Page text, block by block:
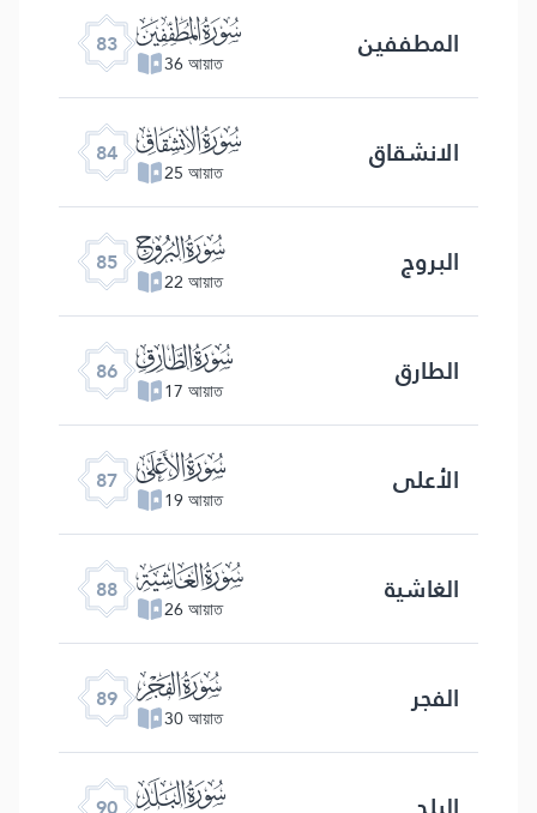
83 ﰀ
36 আয়াত المطففین
84 ﰁ
25 আয়াত الانشقاق
85 ﰂ
22 আয়াত البروج
86 ﰃ
17 আয়াত الطارق
87 ﰄ
19 আয়াত الأعلى
88 ﰅ
26 আয়াত الغاشیة
89 ﰆ
30 আয়াত الفجر
ﰇ